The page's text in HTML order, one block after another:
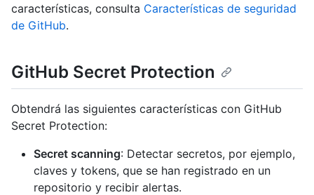
características, consulta Características de seguridad
de GitHub.
GitHub Secret Protection
Obtendrá las siguientes características con GitHub
Secret Protection:
Secret scanning: Detectar secretos, por ejemplo,
claves y tokens, que se han registrado en un
repositorio y recibir alertas.